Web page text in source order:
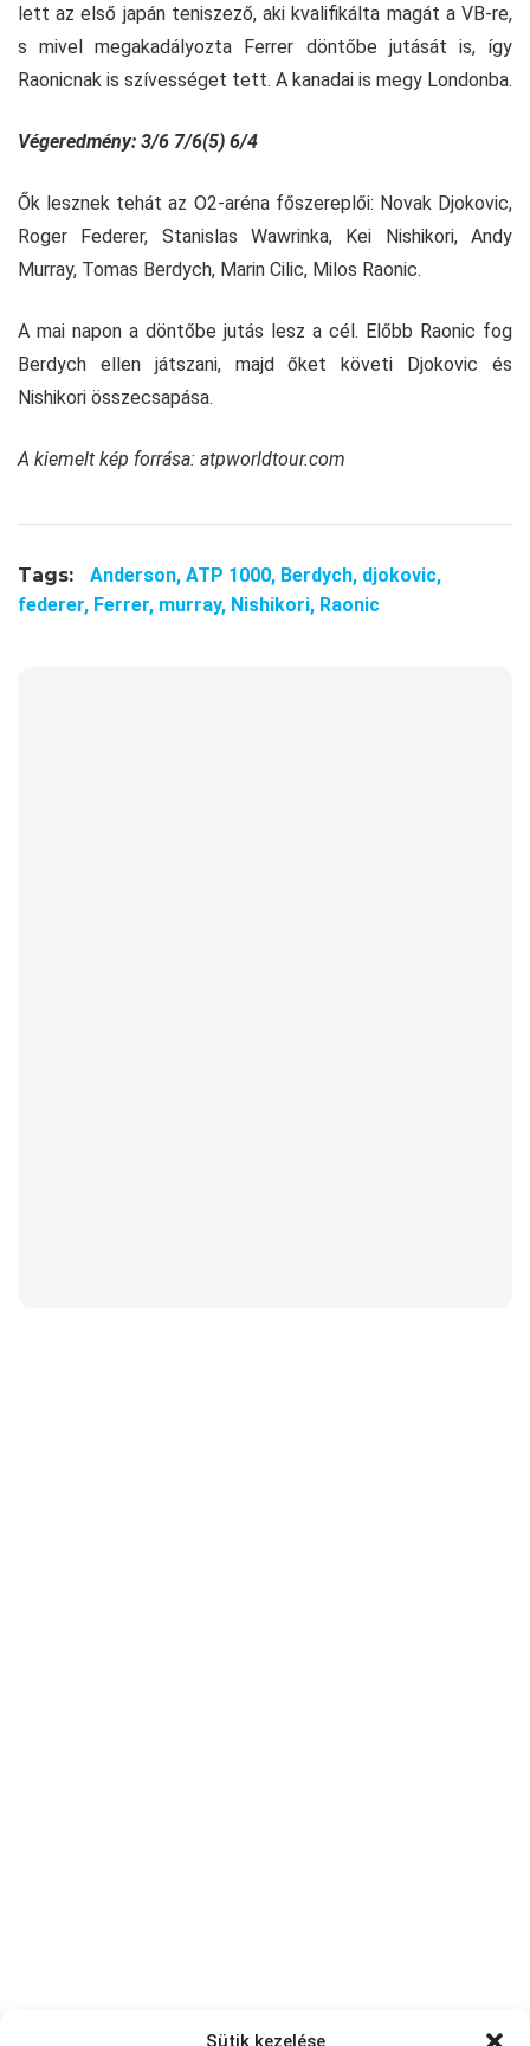
Sütik kezelése
lett az első japán teniszező, aki kvalifikálta magát a VB-re,
s mivel megakadályozta Ferrer döntőbe jutását is, így
Raonicnak is szívességet tett. A kanadai is megy Londonba.
Végeredmény: 3/6 7/6(5) 6/4
Ők lesznek tehát az O2-aréna főszereplői: Novak Djokovic,
Roger Federer, Stanislas Wawrinka, Kei Nishikori, Andy
Murray, Tomas Berdych, Marin Cilic, Milos Raonic.
A mai napon a döntőbe jutás lesz a cél. Előbb Raonic fog
Berdych ellen játszani, majd őket követi Djokovic és
Nishikori összecsapása.
A kiemelt kép forrása: atpworldtour.com
Tags: Anderson, ATP 1000, Berdych, djokovic,
federer, Ferrer, murray, Nishikori, Raonic